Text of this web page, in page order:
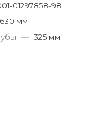
01297858-98
630 мм
— 325 мм